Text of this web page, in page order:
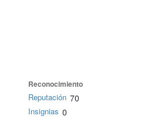
Reconocimiento
Reputación 70
Insignias 0